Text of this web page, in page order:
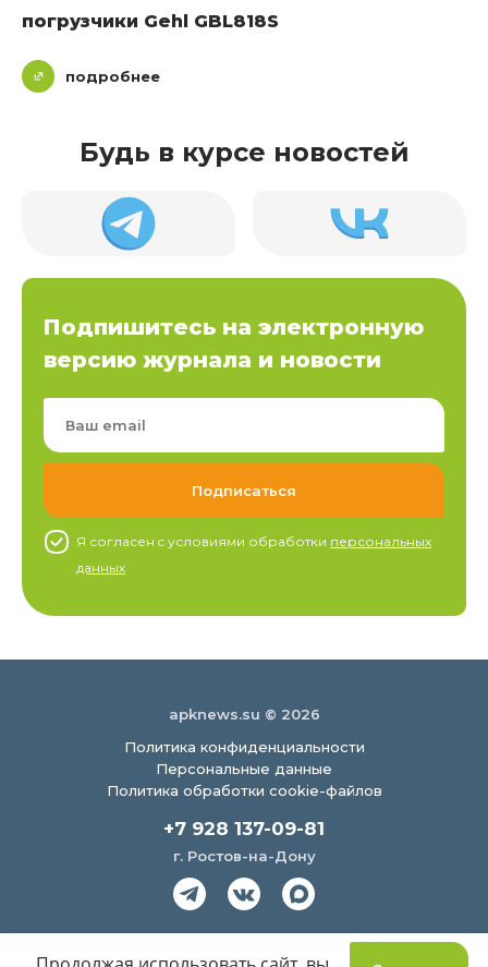
погрузчики Gehl GBL818S
подробнее
Будь в курсе новостей
Подпишитесь на электронную
версию журнала и новости
Я согласен c условиями обработки персональных
данных
apknews.su © 2026
Политика конфиденциальности
Персональные данные
Политика обработки cookie-файлов
+7 928 137-09-81
г. Ростов-на-Дону